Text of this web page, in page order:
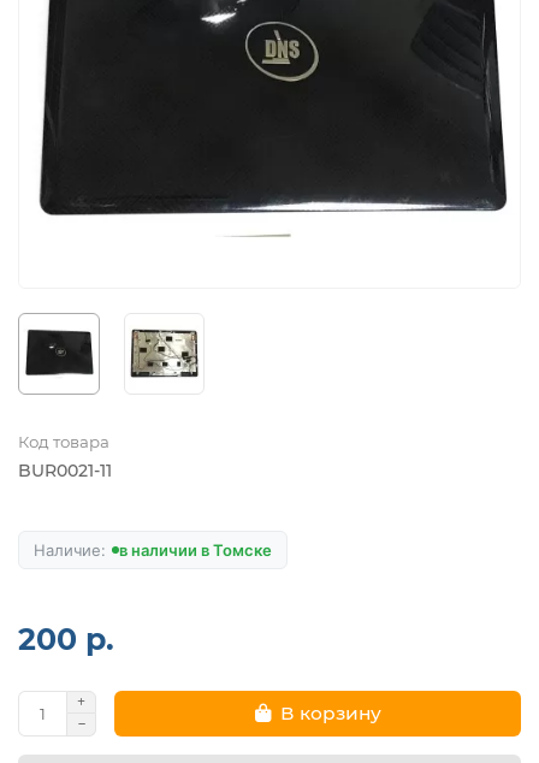
Код товара
BUR0021-11
в наличии в Томске
200 р.
В корзину